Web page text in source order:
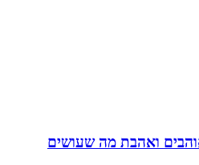
ואהבת מה שעושים